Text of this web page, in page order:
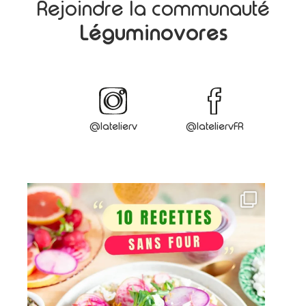
Rejoindre la communauté
Léguminovores
@latelierv @lateliervFR